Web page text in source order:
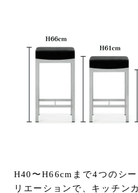
H40〜H66cmまで4つのシ
リエーションで、キッチン